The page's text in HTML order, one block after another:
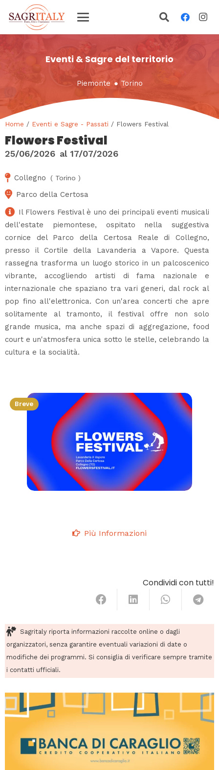
Eventi & Sagre del territorio
Piemonte ● Torino
Home / Eventi e Sagre - Passati / Flowers Festival
Flowers Festival
25/06/2026 al 17/07/2026
Collegno ( Torino )
Parco della Certosa
Il Flowers Festival è uno dei principali eventi musicali
dell'estate piemontese, ospitato nella suggestiva
cornice del Parco della Certosa Reale di Collegno,
presso il Cortile della Lavanderia a Vapore. Questa
rassegna trasforma un luogo storico in un palcoscenico
vibrante, accogliendo artisti di fama nazionale e
internazionale che spaziano tra vari generi, dal rock al
pop fino all'elettronica. Con un'area concerti che apre
solitamente al tramonto, il festival offre non solo
grande musica, ma anche spazi di aggregazione, food
court e un'atmosfera unica sotto le stelle, celebrando la
cultura e la socialità.
Breve
Più Informazioni
Condividi con tutti!
Sagritaly riporta informazioni raccolte online o dagli
organizzatori, senza garantire eventuali variazioni di date o
modifiche dei programmi. Si consiglia di verificare sempre tramite
i contatti ufficiali.